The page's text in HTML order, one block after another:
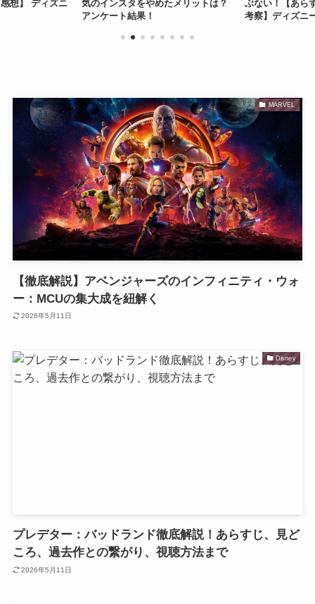
想】 ディズニ
気のインスタをやめたメリットは？
アンケート結果！
ぶない！【あら
考察】ディズニ
MARVEL
【徹底解説】アベンジャーズのインフィニティ・ウォ
ー：MCUの集大成を紐解く
2026年5月11日
Disney
プレデター：バッドランド徹底解説！あらすじ、見ど
ころ、過去作との繋がり、視聴方法まで
2026年5月11日